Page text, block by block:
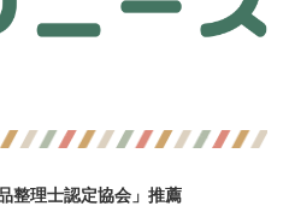
整理士認定協会」推薦